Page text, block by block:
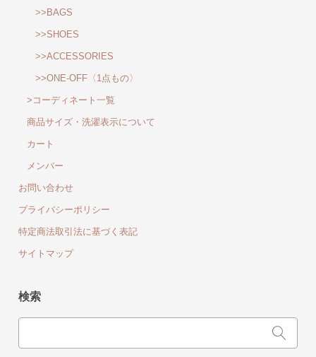
>>BAGS
>>SHOES
>>ACCESSORIES
>>ONE-OFF〈1点もの〉
>コーディネート一覧
商品サイズ・洗濯表示について
カート
メンバー
お問い合わせ
プライバシーポリシー
特定商法取引法に基づく表記
サイトマップ
検索